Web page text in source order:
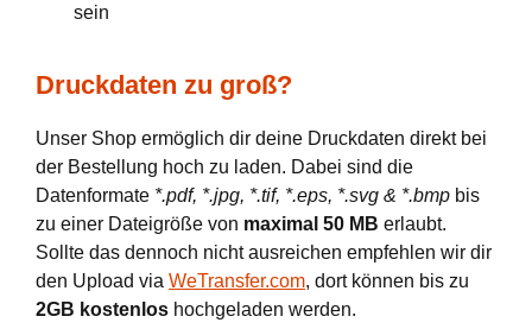
sein
Druckdaten zu groß?
Unser Shop ermöglich dir deine Druckdaten direkt bei
der Bestellung hoch zu laden. Dabei sind die
Datenformate *.pdf, *.jpg, *.tif, *.eps, *.svg & *.bmp bis
zu einer Dateigröße von maximal 50 MB erlaubt.
Sollte das dennoch nicht ausreichen empfehlen wir dir
den Upload via WeTransfer.com, dort können bis zu
2GB kostenlos hochgeladen werden.